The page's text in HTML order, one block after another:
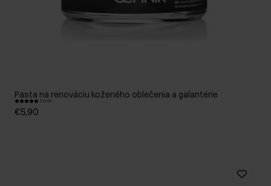
Pasta na renováciu koženého oblečenia a galantérie
5.0 (1)
€5,90